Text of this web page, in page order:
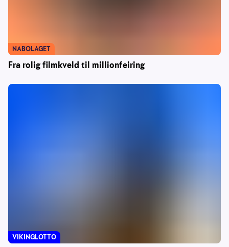
Fra rolig filmkveld til millionfeiring
NABOLAGET
VIKINGLOTTO